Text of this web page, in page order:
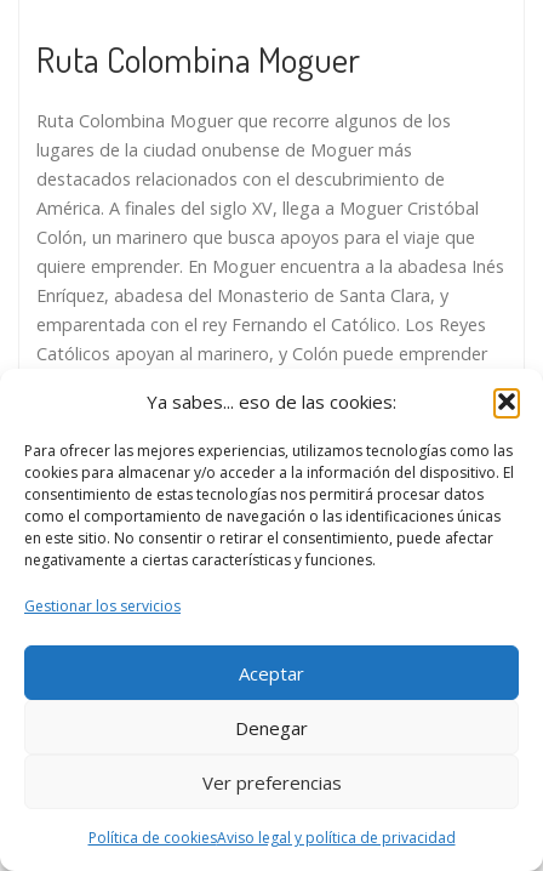
Ya sabes... eso de las cookies:
Para ofrecer las mejores experiencias, utilizamos tecnologías como las
cookies para almacenar y/o acceder a la información del dispositivo. El
consentimiento de estas tecnologías nos permitirá procesar datos
como el comportamiento de navegación o las identificaciones únicas
en este sitio. No consentir o retirar el consentimiento, puede afectar
negativamente a ciertas características y funciones.
Gestionar los servicios
Aceptar
Denegar
Ver preferencias
Política de cookiesAviso legal y política de privacidad
Ruta Colombina Moguer
Ruta Colombina Moguer que recorre algunos de los
lugares de la ciudad onubense de Moguer más
destacados relacionados con el descubrimiento de
América. A finales del siglo XV, llega a Moguer Cristóbal
Colón, un marinero que busca apoyos para el viaje que
quiere emprender. En Moguer encuentra a la abadesa Inés
Enríquez, abadesa del Monasterio de Santa Clara, y
emparentada con el rey Fernando el Católico. Los Reyes
Católicos apoyan al marinero, y Colón puede emprender
Moguer. Colón parte con tres carabelas, la Pinta, la Niña y
la Santa María. La Niña […]
BUSCAR